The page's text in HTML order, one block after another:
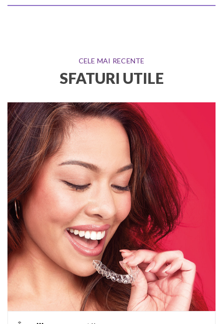
CELE MAI RECENTE
SFATURI UTILE